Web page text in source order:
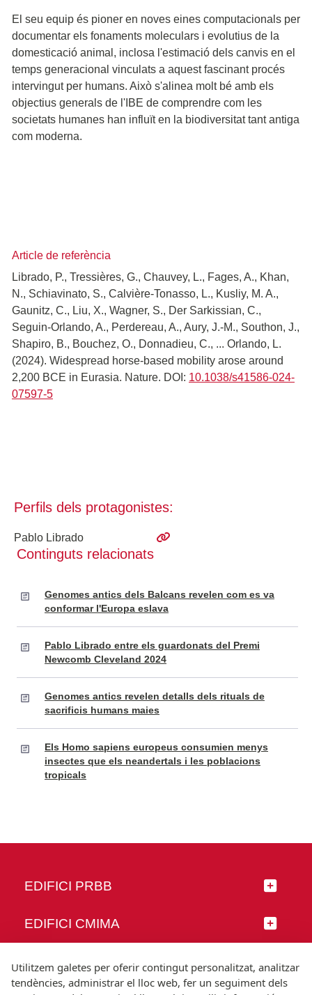
El seu equip és pioner en noves eines computacionals per
documentar els fonaments moleculars i evolutius de la
domesticació animal, inclosa l'estimació dels canvis en el
temps generacional vinculats a aquest fascinant procés
intervingut per humans. Això s'alinea molt bé amb els
objectius generals de l'IBE de comprendre com les
societats humanes han influït en la biodiversitat tant antiga
com moderna.
Article de referència
Librado, P., Tressières, G., Chauvey, L., Fages, A., Khan,
N., Schiavinato, S., Calvière-Tonasso, L., Kusliy, M. A.,
Gaunitz, C., Liu, X., Wagner, S., Der Sarkissian, C.,
Seguin-Orlando, A., Perdereau, A., Aury, J.-M., Southon, J.,
Shapiro, B., Bouchez, O., Donnadieu, C., ... Orlando, L.
(2024). Widespread horse-based mobility arose around
2,200 BCE in Eurasia. Nature. DOI: 10.1038/s41586-024-
07597-5
Perfils dels protagonistes:
Pablo Librado
Continguts relacionats
Genomes antics dels Balcans revelen com es va
conformar l'Europa eslava
Pablo Librado entre els guardonats del Premi
Newcomb Cleveland 2024
Genomes antics revelen detalls dels rituals de
sacrificis humans maies
Els Homo sapiens europeus consumien menys
insectes que els neandertals i les poblacions
tropicals
EDIFICI PRBB
EDIFICI CMIMA
SEGUEIX-NOS
Utilitzem galetes per oferir contingut personalitzat, analitzar
tendències, administrar el lloc web, fer un seguiment dels